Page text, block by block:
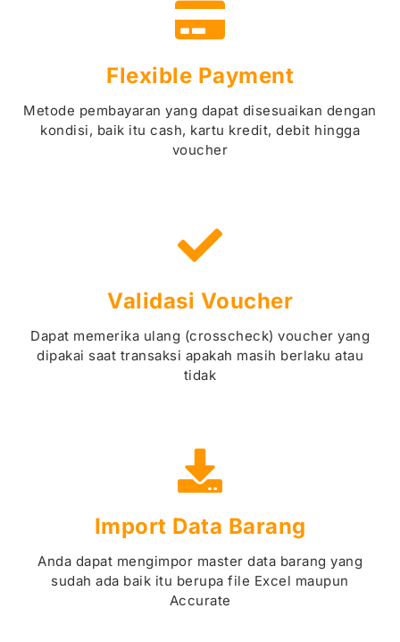
Flexible Payment
Metode pembayaran yang dapat disesuaikan dengan
kondisi, baik itu cash, kartu kredit, debit hingga
voucher
Validasi Voucher
Dapat memerika ulang (crosscheck) voucher yang
dipakai saat transaksi apakah masih berlaku atau
tidak
Import Data Barang
Anda dapat mengimpor master data barang yang
sudah ada baik itu berupa file Excel maupun
Accurate